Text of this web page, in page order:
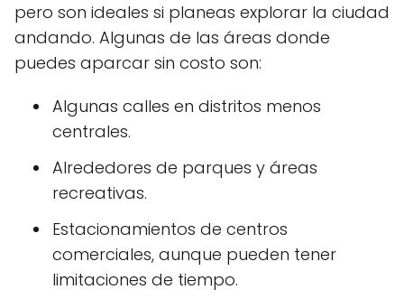
pero son ideales si planeas explorar la ciudad
andando. Algunas de las áreas donde
puedes aparcar sin costo son:
Algunas calles en distritos menos
centrales.
Alrededores de parques y áreas
recreativas.
Estacionamientos de centros
comerciales, aunque pueden tener
limitaciones de tiempo.